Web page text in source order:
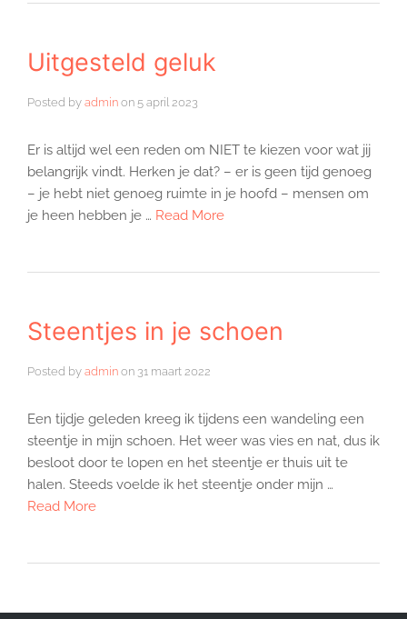
Uitgesteld geluk
Posted by admin on 5 april 2023
Er is altijd wel een reden om NIET te kiezen voor wat jij
belangrijk vindt. Herken je dat? – er is geen tijd genoeg
– je hebt niet genoeg ruimte in je hoofd – mensen om
je heen hebben je … Read More
Steentjes in je schoen
Posted by admin on 31 maart 2022
Een tijdje geleden kreeg ik tijdens een wandeling een
steentje in mijn schoen. Het weer was vies en nat, dus ik
besloot door te lopen en het steentje er thuis uit te
halen. Steeds voelde ik het steentje onder mijn …
Read More